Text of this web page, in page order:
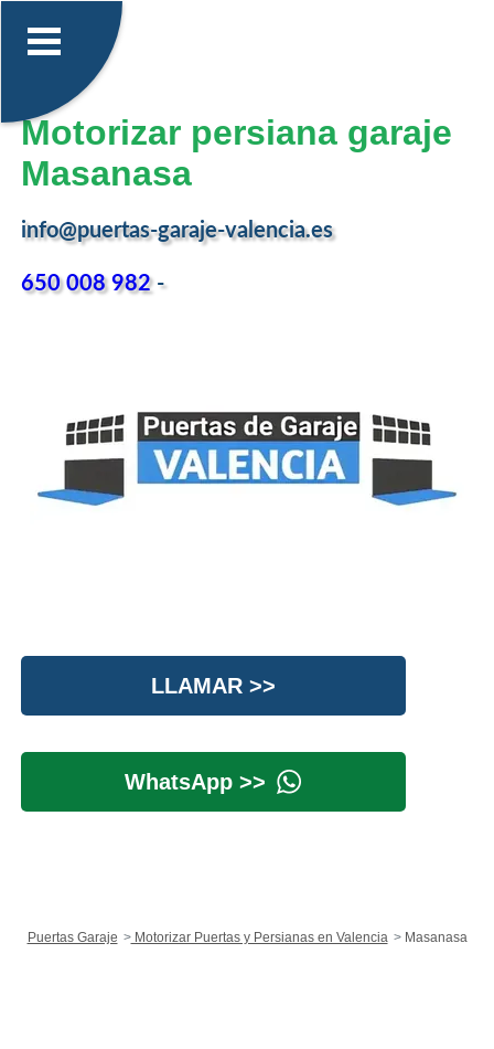
Motorizar persiana garaje
Masanasa
info@puertas-garaje-valencia.es
650 008 982-
LLAMAR >>
WhatsApp >>
Puertas Garaje Motorizar Puertas y Persianas en Valencia Masanasa